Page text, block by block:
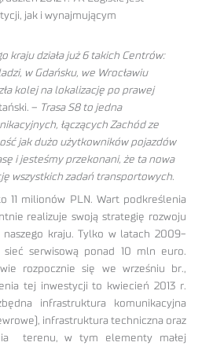
jak i wynajmującym
kraju działa już 6 takich Centrów:
w Gdańsku, we Wrocławiu
kolej na lokalizację po prawej
– Trasa S8 to jedna
łączących Zachód ze
jak dużo użytkowników pojazdów
i jesteśmy przekonani, że ta nowa
wszystkich zadań transportowych.
11 milionów PLN. Wart podkreślenia
realizuje swoją strategię rozwoju
kraju. Tylko w latach 2009-
sieć serwisową ponad 10 mln euro.
rozpocznie się we wrześniu br.,
tej inwestycji to kwiecień 2013 r.
infrastruktura komunikacyjna
infrastruktura techniczna oraz
terenu, w tym elementy małej